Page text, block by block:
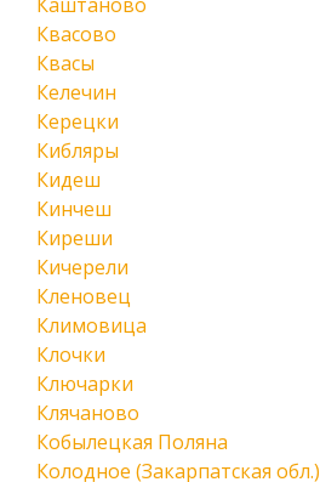
Квасово
Квасы
Келечин
Керецки
Кибляры
Кидеш
Кинчеш
Киреши
Кичерели
Кленовец
Климовица
Клочки
Ключарки
Клячаново
Кобылецкая Поляна
Колодное (Закарпатская обл.)